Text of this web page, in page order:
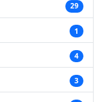
29
1
4
3